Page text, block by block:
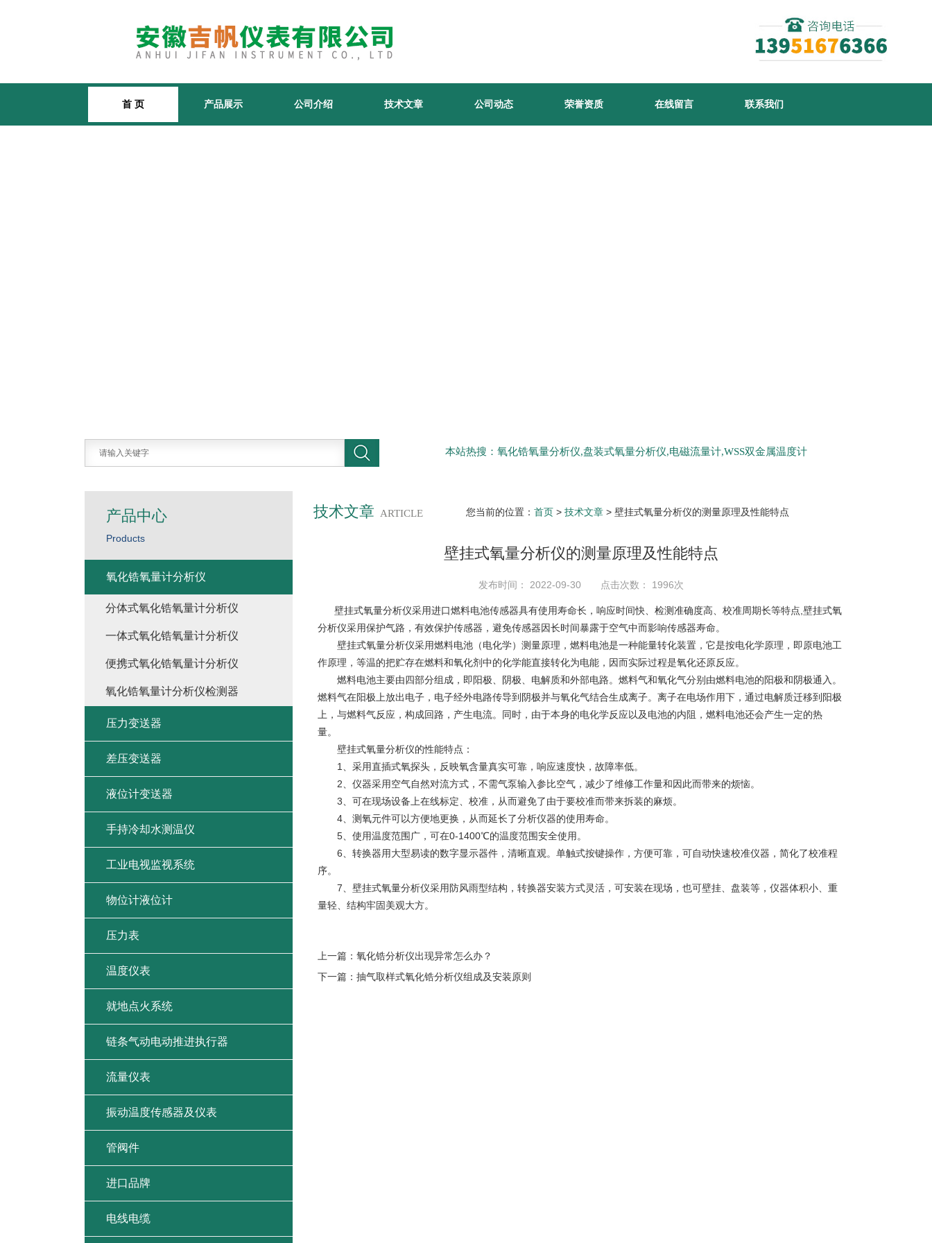
首 页 产品展示 公司介绍 技术文章 公司动态 荣誉资质 在线留言 联系我们
本站热搜：氧化锆氧量分析仪,盘装式氧量分析仪,电磁流量计,WSS双金属温度计
技术文章 ARTICLE 您当前的位置： 首页 > 技术文章 > 壁挂式氧量分析仪的测量原理及性能特点
壁挂式氧量分析仪的测量原理及性能特点
发布时间： 2022-09-30 点击次数： 1996次
壁挂式氧量分析仪采用进口燃料电池传感器具有使用寿命长，响应时间快、检测准确度高、校准周期长等特点,壁挂式氧
分析仪采用保护气路，有效保护传感器，避免传感器因长时间暴露于空气中而影响传感器寿命。
壁挂式氧量分析仪采用燃料电池（电化学）测量原理，燃料电池是一种能量转化装置，它是按电化学原理，即原电池工
作原理，等温的把贮存在燃料和氧化剂中的化学能直接转化为电能，因而实际过程是氧化还原反应。
燃料电池主要由四部分组成，即阳极、阴极、电解质和外部电路。燃料气和氧化气分别由燃料电池的阳极和阴极通入。
燃料气在阳极上放出电子，电子经外电路传导到阴极并与氧化气结合生成离子。离子在电场作用下，通过电解质迁移到阳极
上，与燃料气反应，构成回路，产生电流。同时，由于本身的电化学反应以及电池的内阻，燃料电池还会产生一定的热
量。
壁挂式氧量分析仪的性能特点：
1、采用直插式氧探头，反映氧含量真实可靠，响应速度快，故障率低。
2、仪器采用空气自然对流方式，不需气泵输入参比空气，减少了维修工作量和因此而带来的烦恼。
3、可在现场设备上在线标定、校准，从而避免了由于要校准而带来拆装的麻烦。
4、测氧元件可以方便地更换，从而延长了分析仪器的使用寿命。
5、使用温度范围广，可在0-1400℃的温度范围安全使用。
6、转换器用大型易读的数字显示器件，清晰直观。单触式按键操作，方便可靠，可自动快速校准仪器，简化了校准程
序。
7、壁挂式氧量分析仪采用防风雨型结构，转换器安装方式灵活，可安装在现场，也可壁挂、盘装等，仪器体积小、重
量轻、结构牢固美观大方。
上一篇： 氧化锆分析仪出现异常怎么办？
下一篇： 抽气取样式氧化锆分析仪组成及安装原则
产品中心
Products
氧化锆氧量计分析仪
分体式氧化锆氧量计分析仪
一体式氧化锆氧量计分析仪
便携式氧化锆氧量计分析仪
氧化锆氧量计分析仪检测器
压力变送器
差压变送器
液位计变送器
手持冷却水测温仪
工业电视监视系统
物位计液位计
压力表
温度仪表
就地点火系统
链条气动电动推进执行器
流量仪表
振动温度传感器及仪表
管阀件
进口品牌
电线电缆